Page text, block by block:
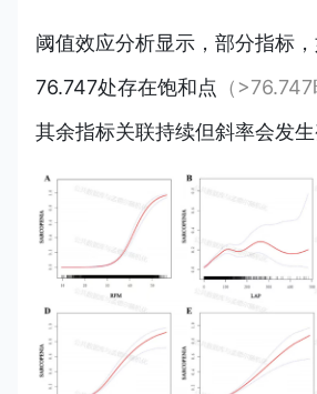
阈值效应分析显示，部分指标
76.747处存在饱和点 （
其余指标关联持续但斜率会发生